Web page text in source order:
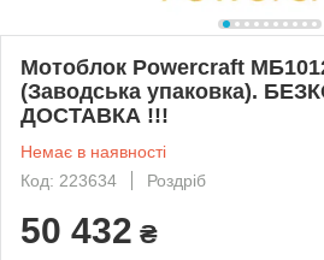
Мотоблок Powercraft
(Заводська упаковка).
ДОСТАВКА !!!
Немає в наявності
Код: 223634
Роздріб
50 432 ₴